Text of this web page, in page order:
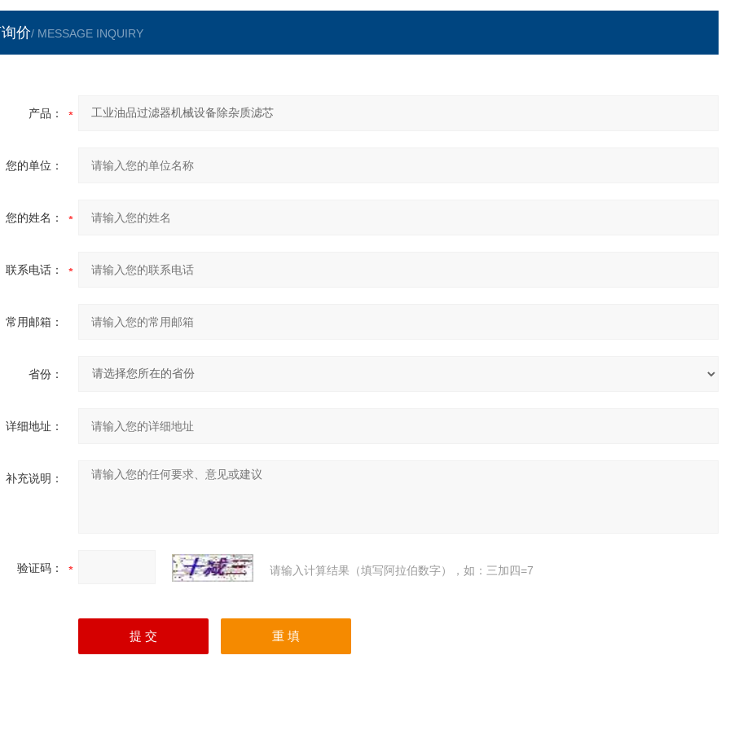
价/ MESSAGE INQUIRY
产品：
您的单位：
您的姓名：
联系电话：
常用邮箱：
省份：
详细地址：
补充说明：
验证码： 请输入计算结果（填写阿拉伯数字），如：三加四=7